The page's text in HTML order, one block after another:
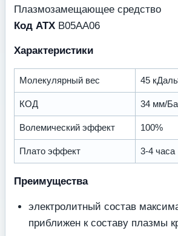
Плазмозамещающее средство
Код ATX В05АА06
Характеристики
Молекулярный вес 45
КОД 34 мм/Ба
Волемический эффект 100%
Плато эффект 3-4 часа
Преимущества
электролитный состав
приближен к составу плазмы